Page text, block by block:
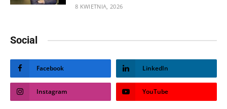
8 KWIETNIA, 2026
Social
Facebook LinkedIn
Instagram YouTube